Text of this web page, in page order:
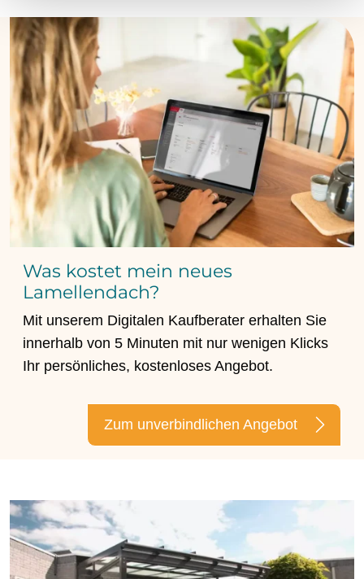
Was kostet mein neues
Lamellendach?
Mit unserem Digitalen Kaufberater erhalten Sie
innerhalb von 5 Minuten mit nur wenigen Klicks
Ihr persönliches, kostenloses Angebot.
Zum unverbindlichen Angebot